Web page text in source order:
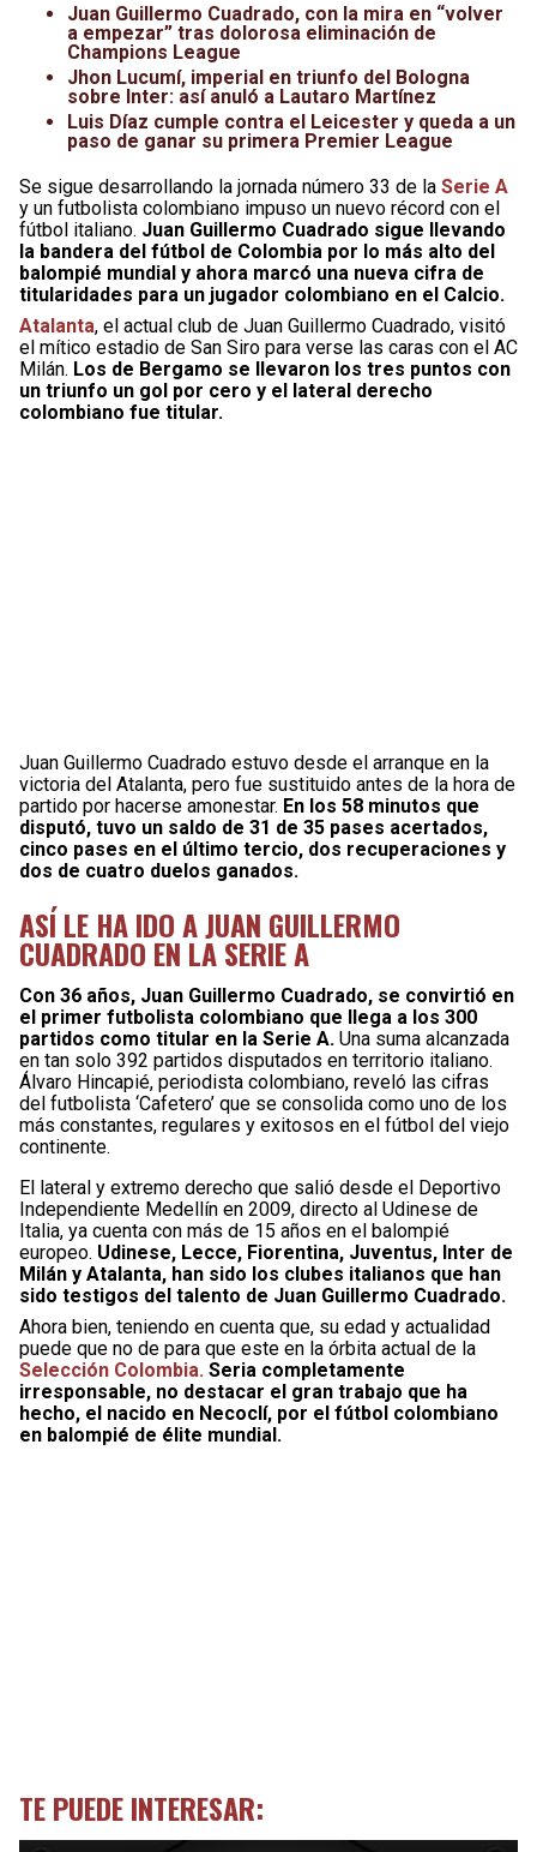
Juan Guillermo Cuadrado, con la mira en “volver
a empezar” tras dolorosa eliminación de
Champions League
Jhon Lucumí, imperial en triunfo del Bologna
sobre Inter: así anuló a Lautaro Martínez
Luis Díaz cumple contra el Leicester y queda a un
paso de ganar su primera Premier League
Se sigue desarrollando la jornada número 33 de la Serie A
y un futbolista colombiano impuso un nuevo récord con el
fútbol italiano. Juan Guillermo Cuadrado sigue llevando
la bandera del fútbol de Colombia por lo más alto del
balompié mundial y ahora marcó una nueva cifra de
titularidades para un jugador colombiano en el Calcio.
Atalanta, el actual club de Juan Guillermo Cuadrado, visitó
el mítico estadio de San Siro para verse las caras con el AC
Milán. Los de Bergamo se llevaron los tres puntos con
un triunfo un gol por cero y el lateral derecho
colombiano fue titular.
Juan Guillermo Cuadrado estuvo desde el arranque en la
victoria del Atalanta, pero fue sustituido antes de la hora de
partido por hacerse amonestar. En los 58 minutos que
disputó, tuvo un saldo de 31 de 35 pases acertados,
cinco pases en el último tercio, dos recuperaciones y
dos de cuatro duelos ganados.
ASÍ LE HA IDO A JUAN GUILLERMO
CUADRADO EN LA SERIE A
Con 36 años, Juan Guillermo Cuadrado, se convirtió en
el primer futbolista colombiano que llega a los 300
partidos como titular en la Serie A. Una suma alcanzada
en tan solo 392 partidos disputados en territorio italiano.
Álvaro Hincapié, periodista colombiano, reveló las cifras
del futbolista ‘Cafetero’ que se consolida como uno de los
más constantes, regulares y exitosos en el fútbol del viejo
continente.
El lateral y extremo derecho que salió desde el Deportivo
Independiente Medellín en 2009, directo al Udinese de
Italia, ya cuenta con más de 15 años en el balompié
europeo. Udinese, Lecce, Fiorentina, Juventus, Inter de
Milán y Atalanta, han sido los clubes italianos que han
sido testigos del talento de Juan Guillermo Cuadrado.
Ahora bien, teniendo en cuenta que, su edad y actualidad
puede que no de para que este en la órbita actual de la
Selección Colombia. Seria completamente
irresponsable, no destacar el gran trabajo que ha
hecho, el nacido en Necoclí, por el fútbol colombiano
en balompié de élite mundial.
TE PUEDE INTERESAR: